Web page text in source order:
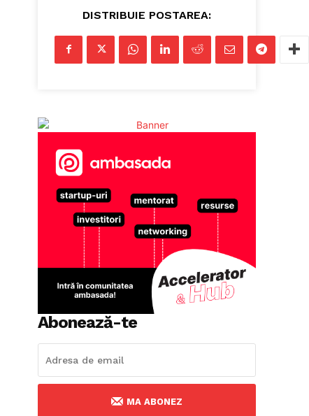
DISTRIBUIE POSTAREA:
Abonează-te
MA ABONEZ